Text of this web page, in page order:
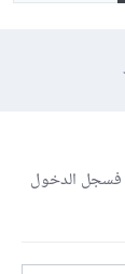
فسجل الدخول